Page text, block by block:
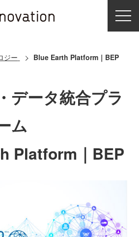
導入事例
コアテクノロジー
ニュース
ジー Blue Earth Platform｜BEP
データ統合プラ
ム
Platform｜BEP